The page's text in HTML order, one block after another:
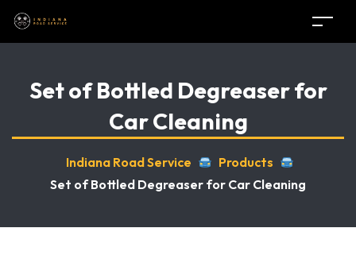
Set of Bottled Degreaser for
Car Cleaning
Indiana Road Service
Products
Set of Bottled Degreaser for Car Cleaning